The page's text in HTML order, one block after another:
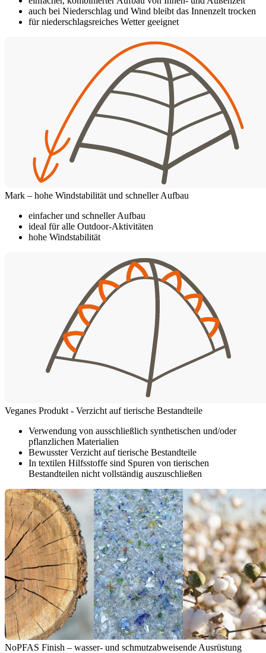
auch bei Niederschlag und Wind bleibt das Innenzelt trocken
für niederschlagsreiches Wetter geeignet
Mark – hohe Windstabilität und schneller Aufbau
einfacher und schneller Aufbau
ideal für alle Outdoor-Aktivitäten
hohe Windstabilität
Veganes Produkt - Verzicht auf tierische Bestandteile
Verwendung von ausschließlich synthetischen und/oder
pflanzlichen Materialien
Bewusster Verzicht auf tierische Bestandteile
In textilen Hilfsstoffe sind Spuren von tierischen
Bestandteilen nicht vollständig auszuschließen
NoPFAS Finish – wasser- und schmutzabweisende Ausrüstung